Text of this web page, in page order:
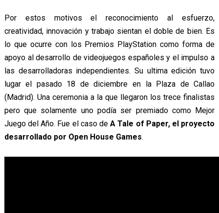
Por estos motivos el reconocimiento al esfuerzo,
creatividad, innovación y trabajo sientan el doble de bien. Es
lo que ocurre con los Premios PlayStation como forma de
apoyo al desarrollo de videojuegos españoles y el impulso a
las desarrolladoras independientes. Su ultima edición tuvo
lugar el pasado 18 de diciembre en la Plaza de Callao
(Madrid). Una ceremonia a la que llegaron los trece finalistas
pero que solamente uno podía ser premiado como Mejor
Juego del Año. Fue el caso deA Tale of Paper, el proyecto
desarrollado por Open House Games.